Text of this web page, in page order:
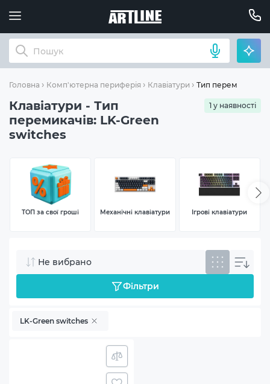
Головна Комп'ютерна периферія Клавіатури Тип перемикачів:
Клавіатури - Тип
перемикачів: LK-Green
switches
1 у наявності
ТОП за свої гроші Механічні клавіатури Ігрові клавіатури
Не вибрано
Фільтри
LK-Green switches